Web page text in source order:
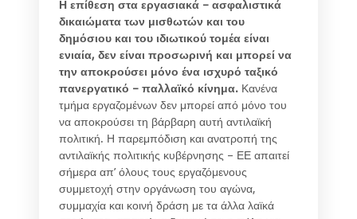
Η επίθεση στα εργασιακά – ασφαλιστικά
δικαιώματα των μισθωτών και του
δημόσιου και του ιδιωτικού τομέα είναι
ενιαία, δεν είναι προσωρινή και μπορεί να
την αποκρούσει μόνο ένα ισχυρό ταξικό
πανεργατικό – παλλαϊκό κίνημα. Κανένα
τμήμα εργαζομένων δεν μπορεί από μόνο του
να αποκρούσει τη βάρβαρη αυτή αντιλαϊκή
πολιτική. Η παρεμπόδιση και ανατροπή της
αντιλαϊκής πολιτικής κυβέρνησης – ΕΕ απαιτεί
σήμερα απ’ όλους τους εργαζόμενους
συμμετοχή στην οργάνωση του αγώνα,
συμμαχία και κοινή δράση με τα άλλα λαϊκά